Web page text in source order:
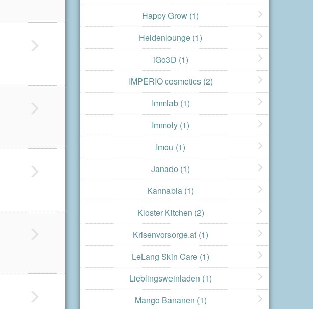
Happy Grow (1)
Heldenlounge (1)
iGo3D (1)
IMPERIO cosmetics (2)
Immlab (1)
Immoly (1)
Imou (1)
Janado (1)
Kannabia (1)
Kloster Kitchen (2)
Krisenvorsorge.at (1)
LeLang Skin Care (1)
Lieblingsweinladen (1)
Mango Bananen (1)